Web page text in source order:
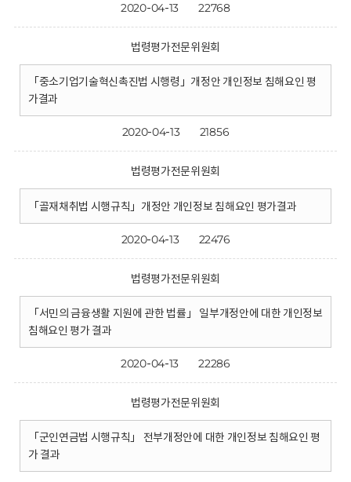
2020-04-13 22768
법령평가전문위원회
「중소기업기술혁신촉진법 시행령」개정안 개인정보 침해요인 평
가결과
2020-04-13 21856
법령평가전문위원회
「골재채취법 시행규칙」개정안 개인정보 침해요인 평가결과
2020-04-13 22476
법령평가전문위원회
「서민의 금융생활 지원에 관한 법률」 일부개정안에 대한 개인정보
침해요인 평가 결과
2020-04-13 22286
법령평가전문위원회
「군인연금법 시행규칙」 전부개정안에 대한 개인정보 침해요인 평
가 결과